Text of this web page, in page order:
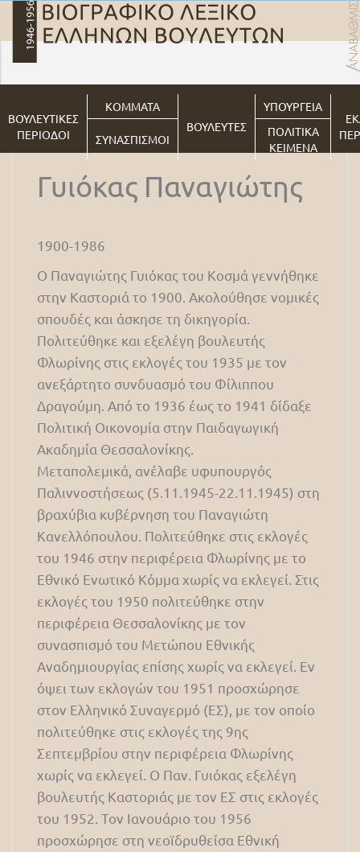
ΒΟΥΛΕΥΤΙΚΕΣ
ΠΕΡΙΟΔΟΙ
ΚΟΜΜΑΤΑ
ΒΟΥΛΕΥΤΕΣ
ΥΠΟΥΡΓΕΙΑ
ΣΥΝΑΣΠΙΣΜΟΙ
ΠΟΛΙΤΙΚΑ
ΚΕΙΜΕΝΑ
Γυιόκας Παναγιώτης
1900-1986
Ο Παναγιώτης Γυιόκας του Κοσμά γεννήθηκε
στην Καστοριά το 1900. Ακολούθησε νομικές
σπουδές και άσκησε τη δικηγορία.
Πολιτεύθηκε και εξελέγη βουλευτής
Φλωρίνης στις εκλογές του 1935 με τον
ανεξάρτητο συνδυασμό του Φίλιππου
Δραγούμη. Από το 1936 έως το 1941 δίδαξε
Πολιτική Οικονομία στην Παιδαγωγική
Ακαδημία Θεσσαλονίκης.
Μεταπολεμικά, ανέλαβε υφυπουργός
Παλιννοστήσεως (5.11.1945-22.11.1945) στη
βραχύβια κυβέρνηση του Παναγιώτη
Κανελλόπουλου. Πολιτεύθηκε στις εκλογές
του 1946 στην περιφέρεια Φλωρίνης με το
Εθνικό Ενωτικό Κόμμα χωρίς να εκλεγεί. Στις
εκλογές του 1950 πολιτεύθηκε στην
περιφέρεια Θεσσαλονίκης με τον
συνασπισμό του Μετώπου Εθνικής
Αναδημιουργίας επίσης χωρίς να εκλεγεί. Εν
όψει των εκλογών του 1951 προσχώρησε
στον Ελληνικό Συναγερμό (ΕΣ), με τον οποίο
πολιτεύθηκε στις εκλογές της 9ης
Σεπτεμβρίου στην περιφέρεια Φλωρίνης
χωρίς να εκλεγεί. Ο Παν. Γυιόκας εξελέγη
βουλευτής Καστοριάς με τον ΕΣ στις εκλογές
του 1952. Τον Ιανουάριο του 1956
προσχώρησε στη νεοϊδρυθείσα Εθνική